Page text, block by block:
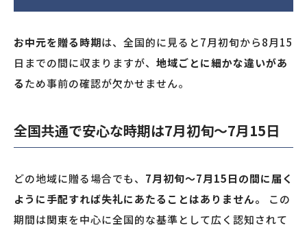
お中元を贈る時期は、全国的に見ると7月初旬から8月15
日までの間に収まりますが、 地域ごとに細かな違いがあ
るため事前の確認が欠かせません。
全国共通で安心な時期は7月初旬〜7月15日
どの地域に贈る場合でも、 7月初旬〜7月15日の間に届く
ように手配すれば失礼にあたることはありません。
この
期間は関東を中心に全国的な基準として広く認知されて